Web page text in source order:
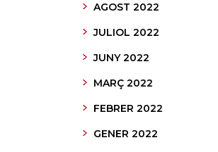
AGOST 2022
JULIOL 2022
JUNY 2022
MARÇ 2022
FEBRER 2022
GENER 2022